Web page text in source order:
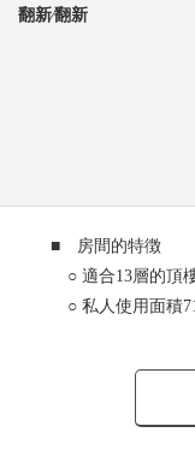
翻新⁄翻新
■ 房間的特徴
○ 適合13層的頂
○ 私人使用面積
○ 1418尺寸的浴
○ 有垃圾處理器